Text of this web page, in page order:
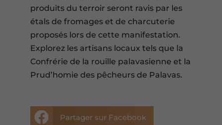
produits du terroir seront ravis par les
étals de fromages et de charcuterie
proposés lors de cette manifestation.
Explorez les artisans locaux tels que la
Confrérie de la rouille palavasienne et la
Prud’homie des pêcheurs de Palavas.
 Partager sur Facebook